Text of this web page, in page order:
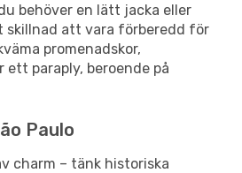
behöver en lätt jacka eller
skillnad att vara förberedd för
promenadskor,
ett paraply, beroende på
Paulo
charm – tänk historiska